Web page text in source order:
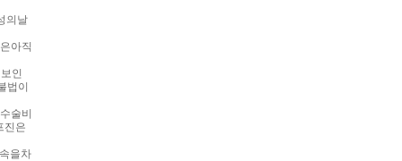
의날
아직
인
법이
술비
진은
을차